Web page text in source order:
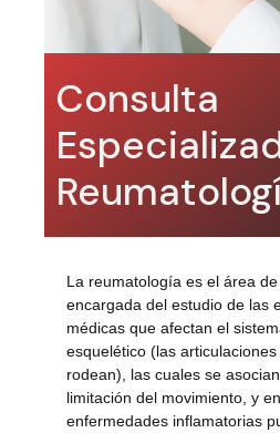
Consulta
La reumatología es el área
encargada del estudio de las
médicas que afectan el
esquelético (las
rodean), las cuales se
limitación del movimiento, y
enfermedades inflamatorias